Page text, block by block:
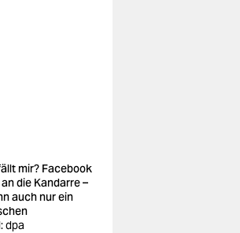
mir? Facebook
die Kandarre –
auch nur ein
dpa